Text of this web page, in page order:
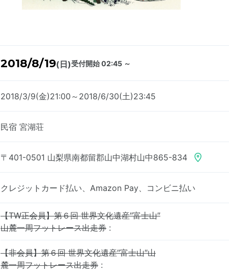
2018/8/19(日)受付開始 02:45 ～
2018/3/9(金)21:00～2018/6/30(土)23:45
民宿 宮湖荘
〒401-0501 山梨県南都留郡山中湖村山中865-834
クレジットカード払い、Amazon Pay、コンビニ払い
【TW正会員】第６回 世界文化遺産″富士山″
山麓一周フットレース出走券 :
【非会員】第６回 世界文化遺産″富士山″山
麓一周フットレース出走券 :